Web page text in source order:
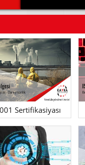
Sertifikasiyası